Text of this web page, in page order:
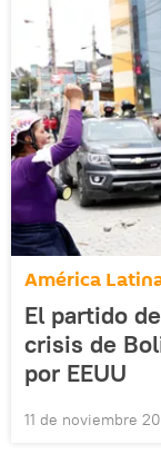
América
El partido
crisis de
por EEUU
11 de noviembre